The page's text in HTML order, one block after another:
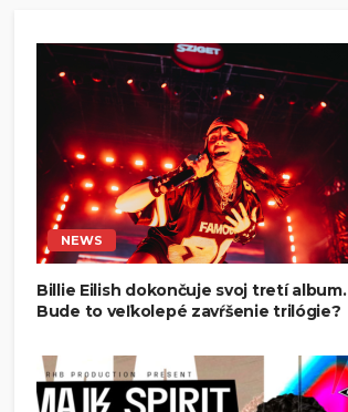
NEWS
Billie Eilish dokončuje svoj tretí album.
Bude to veľkolepé zavŕšenie trilógie?